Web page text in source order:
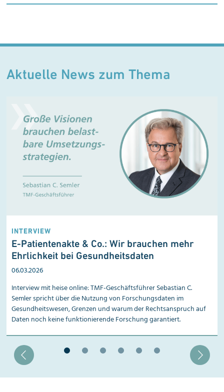
Aktuelle News zum Thema
INTERVIEW
E-Patientenakte & Co.: Wir brauchen mehr
Ehrlichkeit bei Gesundheits­daten
06.03.2026
Interview mit heise online: TMF-Geschäftsführer Sebastian C.
Semler spricht über die Nutzung von Forschungsdaten im
Gesundheitswesen, Grenzen und warum der Rechtsanspruch auf
Daten noch keine funktionierende Forschung garantiert.
Blätter zu Slide 6